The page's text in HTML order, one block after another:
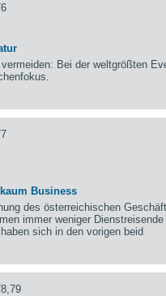
Bei der weltgrößten
Business
des österreichischen
immer weniger
sich in den vorigen beid